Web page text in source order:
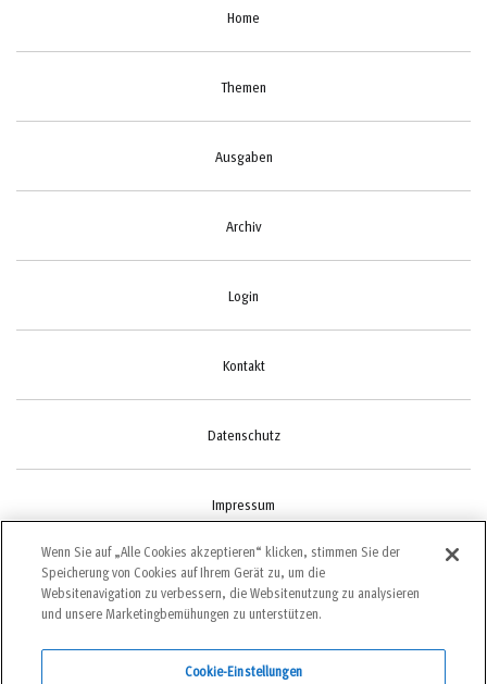
Home
Themen
Ausgaben
Archiv
Login
Kontakt
Datenschutz
Impressum
Cookie-Einstellungen
Wenn Sie auf „Alle Cookies akzeptieren“ klicken, stimmen Sie der
Speicherung von Cookies auf Ihrem Gerät zu, um die
Websitenavigation zu verbessern, die Websitenutzung zu analysieren
und unsere Marketingbemühungen zu unterstützen.
Cookie-Einstellungen